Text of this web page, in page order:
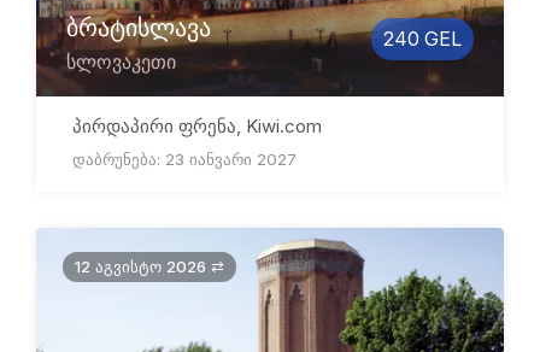
ბრატისლავა
სლოვაკეთი
240 GEL
პირდაპირი ფრენა, Kiwi.com
დაბრუნება: 23 იანვარი 2027
12 აგვისტო 2026 ⇄